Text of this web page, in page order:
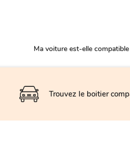
Ma voiture est-elle compatible
Trouvez le boitier